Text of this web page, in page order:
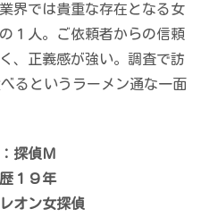
界では貴重な存在となる女
１人。ご依頼者からの信頼
、正義感が強い。調査で訪
るというラーメン通な一面
探偵Ｍ
１９年
オン女探偵